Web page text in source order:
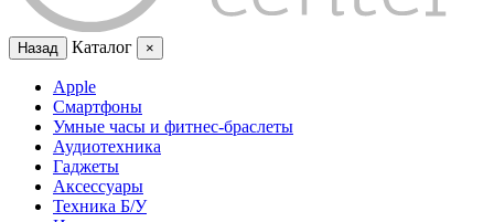
Назад Каталог ×
Apple
Смартфоны
Умные часы и фитнес-браслеты
Аудиотехника
Гаджеты
Аксессуары
Техника Б/У